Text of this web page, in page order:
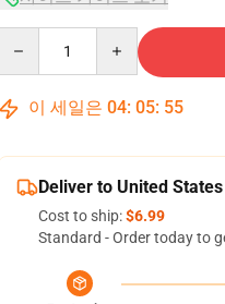
이 세일은 04: 05: 54
Deliver to United States
Cost to ship:$6.99
Standard - Order today to